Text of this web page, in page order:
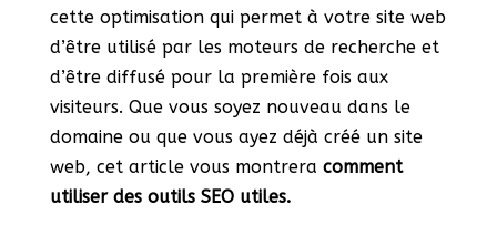
cette optimisation qui permet à votre site web
d’être utilisé par les moteurs de recherche et
d’être diffusé pour la première fois aux
visiteurs. Que vous soyez nouveau dans le
domaine ou que vous ayez déjà créé un site
web, cet article vous montrera comment
utiliser des outils SEO utiles.